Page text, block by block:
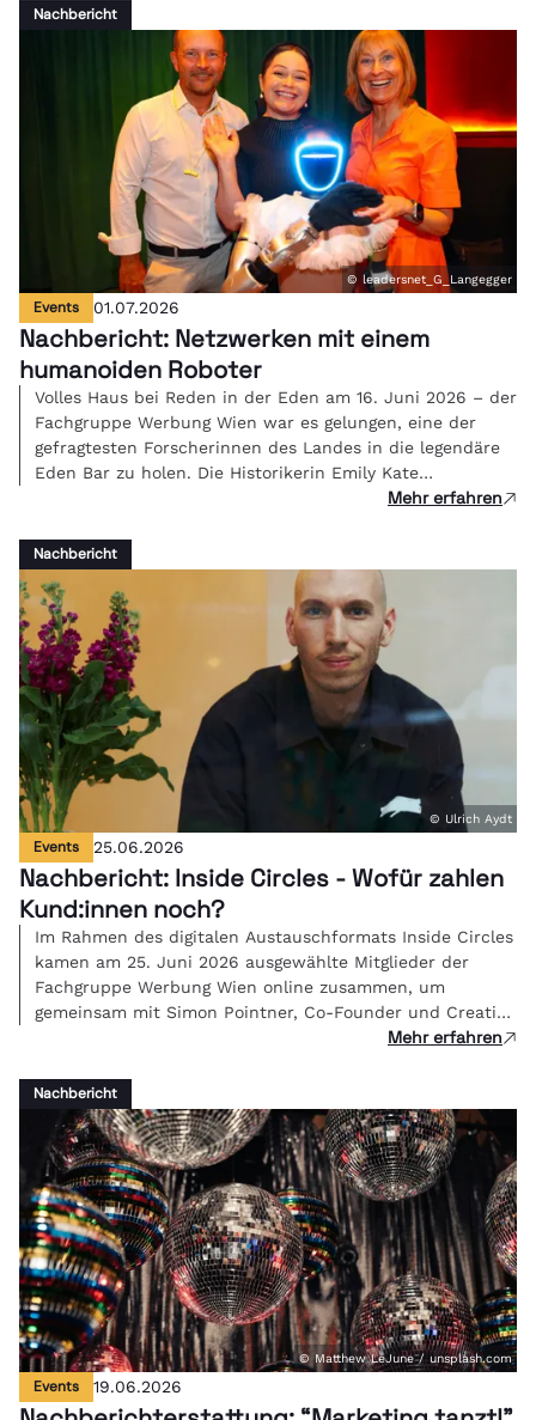
Nachbericht
© leadersnet_G_Langegger
Events 01.07.2026
Nachbericht: Netzwerken mit einem
humanoiden Roboter
Volles Haus bei Reden in der Eden am 16. Juni 2026 – der
Fachgruppe Werbung Wien war es gelungen, eine der
gefragtesten Forscherinnen des Landes in die legendäre
Eden Bar zu holen. Die Historikerin Emily Kate
Genatowski und Roboter Tova berichteten live über ihre
Mehr erfahren
Nachbericht
© Ulrich Aydt
Events 25.06.2026
Nachbericht: Inside Circles - Wofür zahlen
Kund:innen noch?
Im Rahmen des digitalen Austauschformats Inside Circles
kamen am 25. Juni 2026 ausgewählte Mitglieder der
Fachgruppe Werbung Wien online zusammen, um
gemeinsam mit Simon Pointner, Co-Founder und Creative
Director von Studio FREUDE, über eine zentrale Frage der
übernimmt - was ist kreative Arbeit dann noch wert und
wie bepreist man Bedeutung?
Mehr erfahren
Nachbericht
© Matthew LeJune / unsplash.com
Events 19.06.2026